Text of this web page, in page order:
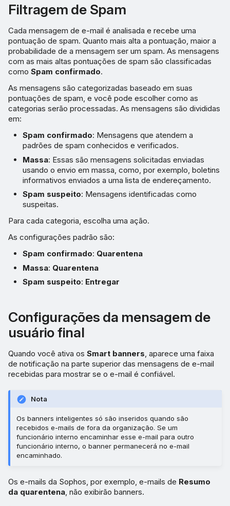
Filtragem de Spam
Cada mensagem de e-mail é analisada e recebe uma
pontuação de spam. Quanto mais alta a pontuação, maior a
probabilidade de a mensagem ser um spam. As mensagens
com as mais altas pontuações de spam são classificadas
como Spam confirmado.
As mensagens são categorizadas baseado em suas
pontuações de spam, e você pode escolher como as
categorias serão processadas. As mensagens são divididas
em:
Spam confirmado: Mensagens que atendem a
padrões de spam conhecidos e verificados.
Massa: Essas são mensagens solicitadas enviadas
usando o envio em massa, como, por exemplo, boletins
informativos enviados a uma lista de endereçamento.
Spam suspeito: Mensagens identificadas como
suspeitas.
Para cada categoria, escolha uma ação.
As configurações padrão são:
Spam confirmado: Quarentena
Massa: Quarentena
Spam suspeito: Entregar
Configurações da mensagem de
usuário final
Quando você ativa os Smart banners, aparece uma faixa
de notificação na parte superior das mensagens de e-mail
recebidas para mostrar se o e-mail é confiável.
Nota
Os banners inteligentes só são inseridos quando são
recebidos e-mails de fora da organização. Se um
funcionário interno encaminhar esse e-mail para outro
funcionário interno, o banner permanecerá no e-mail
encaminhado.
Os e-mails da Sophos, por exemplo, e-mails de Resumo
da quarentena , não exibirão banners.